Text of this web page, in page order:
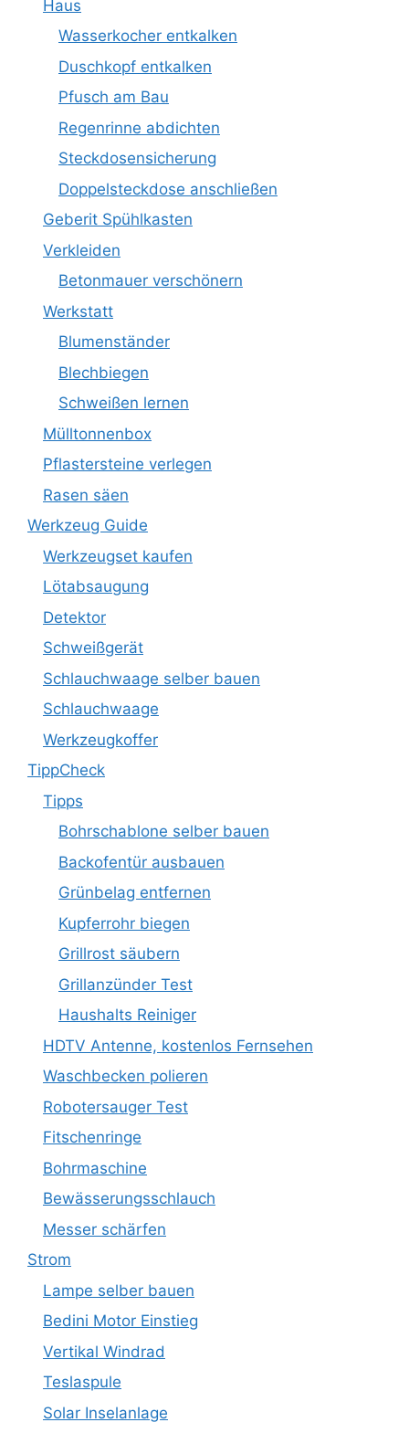
Haus
Wasserkocher entkalken
Duschkopf entkalken
Pfusch am Bau
Regenrinne abdichten
Steckdosensicherung
Doppelsteckdose anschließen
Geberit Spühlkasten
Verkleiden
Betonmauer verschönern
Werkstatt
Blumenständer
Blechbiegen
Schweißen lernen
Mülltonnenbox
Pflastersteine verlegen
Rasen säen
Werkzeug Guide
Werkzeugset kaufen
Lötabsaugung
Detektor
Schweißgerät
Schlauchwaage selber bauen
Schlauchwaage
Werkzeugkoffer
TippCheck
Tipps
Bohrschablone selber bauen
Backofentür ausbauen
Grünbelag entfernen
Kupferrohr biegen
Grillrost säubern
Grillanzünder Test
Haushalts Reiniger
HDTV Antenne, kostenlos Fernsehen
Waschbecken polieren
Robotersauger Test
Fitschenringe
Bohrmaschine
Bewässerungsschlauch
Messer schärfen
Strom
Lampe selber bauen
Bedini Motor Einstieg
Vertikal Windrad
Teslaspule
Solar Inselanlage